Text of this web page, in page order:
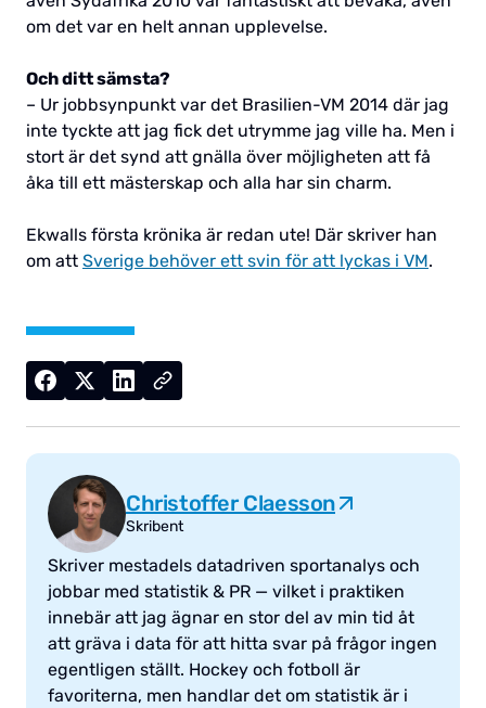
om det var en helt annan upplevelse.
Och ditt sämsta?
– Ur jobbsynpunkt var det Brasilien-VM 2014 där jag
inte tyckte att jag fick det utrymme jag ville ha. Men i
stort är det synd att gnälla över möjligheten att få
åka till ett mästerskap och alla har sin charm.
Ekwalls första krönika är redan ute! Där skriver han
om att Sverige behöver ett svin för att lyckas i VM.
Christoffer Claesson
Skribent
Skriver mestadels datadriven sportanalys och
jobbar med statistik & PR — vilket i praktiken
innebär att jag ägnar en stor del av min tid åt
att gräva i data för att hitta svar på frågor ingen
egentligen ställt. Hockey och fotboll är
favoriterna, men handlar det om statistik är i